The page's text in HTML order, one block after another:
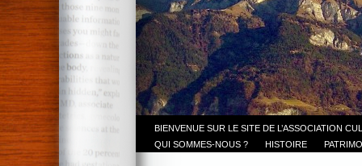
BIENVENUE SUR LE SITE DE L’ASSOCIATION
QUI SOMMES-NOUS ?
HISTOIRE